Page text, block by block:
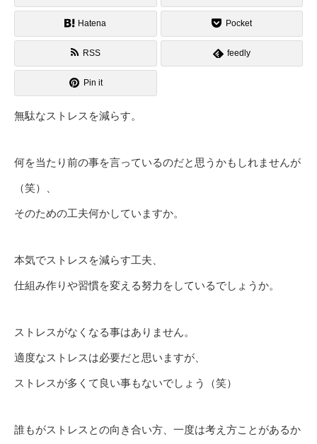
Hatena Pocket
RSS feedly
Pin it
無駄なストレスを減らす。
何を当たり前の事を言っているのだと思うかもしれませんが
（笑）、
そのための工夫何かしていますか。
本気でストレスを減らす工夫、
仕組み作りや習慣を変える努力をしているでしょうか。
ストレスがなくなる事はありません。
適度なストレスは必要だと思いますが、
ストレスが多くて良い事もないでしょう（笑）
誰もがストレスとの向き合い方、一度は考え方ことがあるか